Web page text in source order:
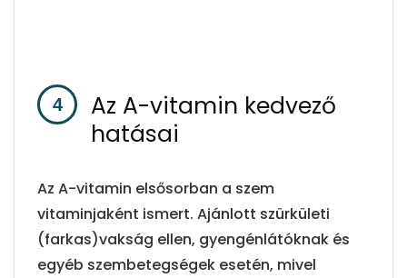
Az A-vitamin kedvező
hatásai
Az A-vitamin elsősorban a szem
vitaminjaként ismert. Ajánlott szürkületi
(farkas)vakság ellen, gyengénlátóknak és
egyéb szembetegségek esetén, mivel